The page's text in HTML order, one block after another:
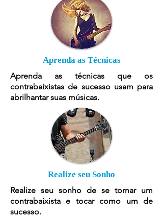
Aprenda as Técnicas
Aprenda as técnicas que os
contrabaixistas de sucesso usam para
abrilhantar suas músicas.
Realize seu Sonho
Realize seu sonho de se tornar um
contrabaixista e tocar como um de
sucesso.